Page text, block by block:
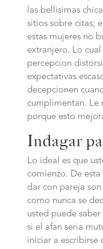
las bellisimas
sitios sobre citas;
estas mujeres no
extranjero. Lo
percepcion
expectativas
decepcionen
cumplimentan. Le
porque esto
Indagar
Lo ideal es que
comienzo. De
dar con pareja
como nunca se
usted puede
si el afan seri­a
iniciar a escribirse